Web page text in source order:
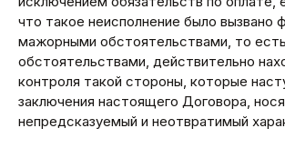
что такое неисполнение было вызвано
мажорными обстоятельствами, то
обстоятельствами, действительно
контроля такой стороны, которые
заключения настоящего Договора,
непредсказуемый и неотвратимый